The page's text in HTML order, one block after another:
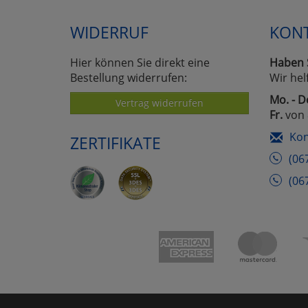
WIDERRUF
Hier können Sie direkt eine
Bestellung widerrufen:
Vertrag widerrufen
ZERTIFIKATE
Haben
Wir
Mo. -
Fr.von